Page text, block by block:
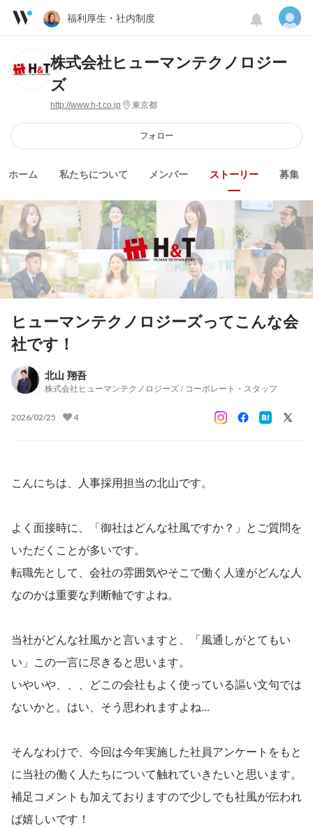
福利厚生・社内制度
株式会社ヒューマンテクノロジー
ズ
http://www.h-t.co.jp 東京都
フォロー
ホーム 私たちについて メンバー ストーリー 募集
ヒューマンテクノロジーズってこんな会
社です！
北山 翔吾
株式会社ヒューマンテクノロジーズ / コーポレート・スタッフ
2026/02/25 4
こんにちは、人事採用担当の北山です。
よく面接時に、「御社はどんな社風ですか？」とご質問を
いただくことが多いです。
転職先として、会社の雰囲気やそこで働く人達がどんな人
なのかは重要な判断軸ですよね。
当社がどんな社風かと言いますと、「風通しがとてもい
い」この一言に尽きると思います。
いやいや、、、どこの会社もよく使っている謳い文句では
ないかと。はい、そう思われますよね...
そんなわけで、今回は今年実施した社員アンケートをもと
に当社の働く人たちについて触れていきたいと思います。
補足コメントも加えておりますので少しでも社風が伝われ
ば嬉しいです！